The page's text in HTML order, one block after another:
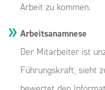
Arbeit zu kommen.
Arbeitsanamnese
Der Mitarbeiter ist
Führungskraft, sieht